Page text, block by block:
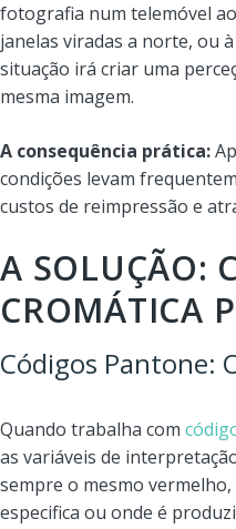
fotografia num telemóvel
janelas viradas a norte, ou
situação irá criar uma
mesma imagem.
A consequência prática:
condições levam
custos de reimpressão e
A SOLUÇÃO:
CROMÁTICA
Códigos Pantone:
Quando trabalha com
as variáveis de
sempre o mesmo
especifica ou onde é